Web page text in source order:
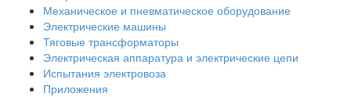
Механическое и пневматическое оборудование
Электрические машины
Тяговые трансформаторы
Электрическая аппаратура и электрические цепи
Испытания электровоза
Приложения